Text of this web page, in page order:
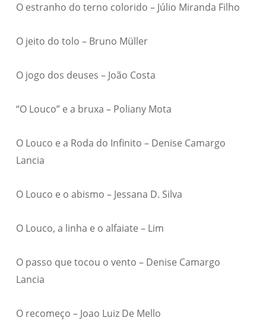
O estranho do terno colorido – Júlio Miranda Filho
O jeito do tolo – Bruno Müller
O jogo dos deuses – João Costa
“O Louco” e a bruxa – Poliany Mota
O Louco e a Roda do Infinito – Denise Camargo
Lancia
O Louco e o abismo – Jessana D. Silva
O Louco, a linha e o alfaiate – Lim
O passo que tocou o vento – Denise Camargo
Lancia
O recomeço – Joao Luiz De Mello